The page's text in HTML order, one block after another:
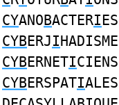
CYANOBACTERIES
CYBERJIHADISME
CYBERNETICIENS
CYBERSPATIALES